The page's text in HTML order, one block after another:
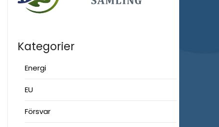
Kategorier
Energi
EU
Försvar